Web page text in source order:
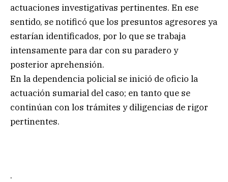
actuaciones investigativas pertinentes. En ese
sentido, se notificó que los presuntos agresores ya
estarían identificados, por lo que se trabaja
intensamente para dar con su paradero y
posterior aprehensión.
En la dependencia policial se inició de oficio la
actuación sumarial del caso; en tanto que se
continúan con los trámites y diligencias de rigor
pertinentes.
.